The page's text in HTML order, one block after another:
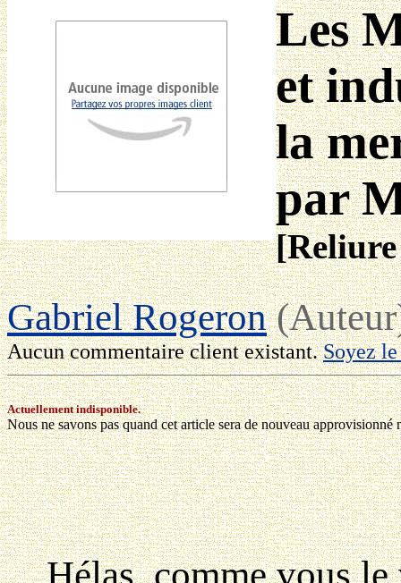
Les
et
la
par
Gabriel Rogeron
Aucun commentaire client existant.Soyez
Actuellement indisponible.
Nous ne savons pas quand cet article sera de nouveau approvisionné
Hélas, comme vous le